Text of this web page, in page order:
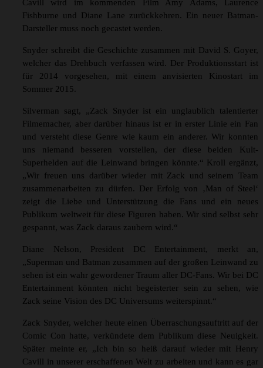
Cavill wird im kommenden Film Amy Adams, Laurence
Fishburne und Diane Lane zurückkehren. Ein neuer Batman-
Darsteller muss noch gecastet werden.
Snyder schreibt die Geschichte zusammen mit David S. Goyer,
welcher das Drehbuch verfassen wird. Der Produktionsstart ist
für 2014 vorgesehen, mit einem anvisierten Kinostart im
Sommer 2015.
Silverman sagt, „Zack Snyder ist ein unglaublich talentierter
Filmemacher, aber darüber hinaus ist er in erster Linie ein Fan
und versteht diese Genre wie kaum ein anderer. Wir konnten
uns niemand besseren vorstellen, der diese beiden Kult-
Superhelden auf die Leinwand bringen könnte.“ Kroll ergänzt,
„Wir freuen uns darüber wieder mit Zack und seinem Team
zusammenarbeiten zu dürfen. Der Erfolg von ‚Man of Steel‘
zeigt die Liebe und Unterstützung die Fans und ein neues
Publikum weltweit für diese Figuren haben. Wir sind selbst sehr
gespannt, was Zack daraus zaubern wird.“
Diane Nelson, President DC Entertainment, merkt an,
„Superman und Batman zusammen auf der großen Leinwand zu
sehen ist ein wahr gewordener Traum aller DC-Fans. Wir bei DC
Entertainment könnten nicht begeisterter sein zu sehen, wie
Zack seine Vision des DC Universums weiterspinnt.“
Zack Snyder, welcher heute einen Überraschungsauftritt auf der
Comic Con hatte, verkündete dem Publikum diese Neuigkeit.
Später meinte er, „Ich bin so heiß darauf wieder mit Henry
Cavill in unserer erschaffenen Welt zu arbeiten und kann es gar